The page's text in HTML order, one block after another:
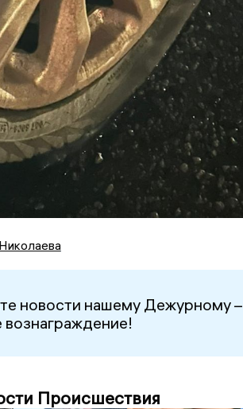
новости нашему Дежурному –
вознаграждение!
Происшествия